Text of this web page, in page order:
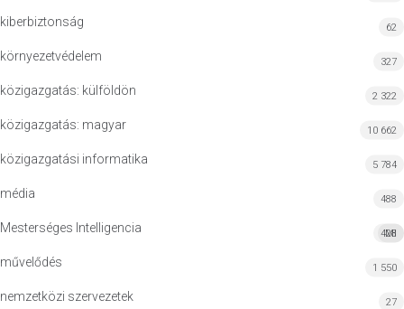
kiberbiztonság 62
környezetvédelem 327
közigazgatás: külföldön 2 322
közigazgatás: magyar 10 662
közigazgatási informatika 5 784
média 488
Mesterséges Intelligencia MI
428
művelődés 1 550
nemzetközi szervezetek 27